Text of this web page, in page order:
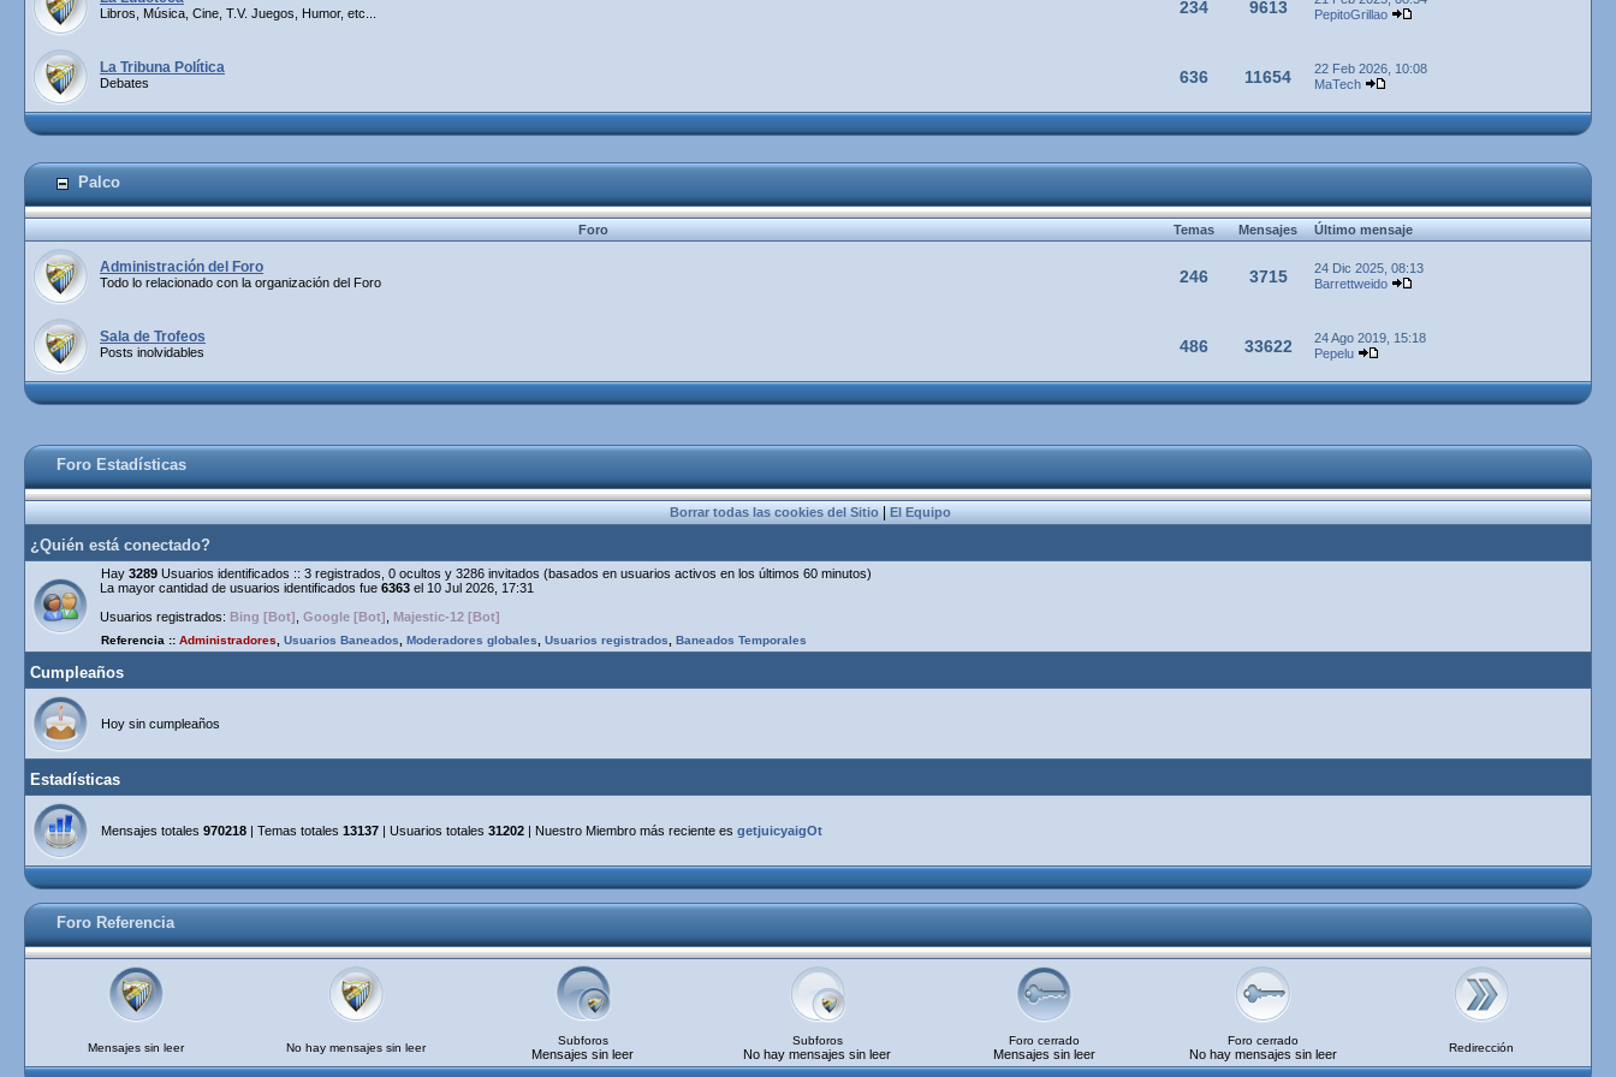
Libros, Música, Cine, T.V. Juegos, Humor, etc... 234 9613
PepitoGrillao
La Tribuna Política
Debates 636 11654
22 Feb 2026, 10:08
MaTech
Palco
Foro TemasMensajesÚltimo mensaje
Administración del Foro
Todo lo relacionado con la organización del Foro 246 3715
24 Dic 2025, 08:13
Barrettweido
Sala de Trofeos
Posts inolvidables 486 33622
24 Ago 2019, 15:18
Pepelu
Foro Estadísticas
Borrar todas las cookies del Sitio|El Equipo
¿Quién está conectado?
Hay 3289 Usuarios identificados :: 3 registrados, 0 ocultos y 3286 invitados (basados en usuarios activos en los últimos 60 minutos)
La mayor cantidad de usuarios identificados fue 6363 el 10 Jul 2026, 17:31
Usuarios registrados: Bing [Bot] Google [Bot] Majestic-12 [Bot]
Referencia :: Administradores Usuarios Baneados Moderadores globales Usuarios registrados Baneados Temporales
Cumpleaños
Hoy sin cumpleaños
Estadísticas
Mensajes totales 970218 | Temas totales 13137 | Usuarios totales 31202 | Nuestro Miembro más reciente es getjuicyaigOt
Foro Referencia
Mensajes sin leer No hay mensajes sin leer
Subforos
Mensajes sin leer
Subforos
No hay mensajes sin leer
Foro cerrado
Mensajes sin leer
Foro cerrado
No hay mensajes sin leer Redirección